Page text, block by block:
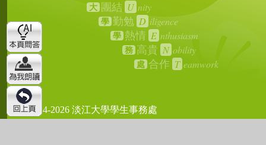
大 團結 U nity
學 勤勉 D iligence
學 熱情 E nthusiasm
務 高貴 N obility
處 合作 T eamwork
2024-2026 淡江大學學生事務處